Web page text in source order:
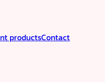
productsContact